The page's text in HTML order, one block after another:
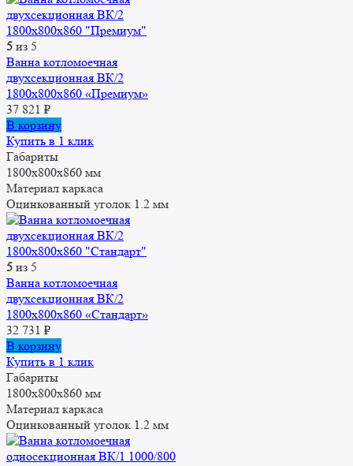
5 из 5
Ванна котломоечная
двухсекционная ВК/2
1800x800x860 «Премиум»
37 821 ₽
В корзину
Купить в 1 клик
Габариты
1800x800x860 мм
Материал каркаса
Оцинкованный уголок 1.2 мм
5 из 5
Ванна котломоечная
двухсекционная ВК/2
1800x800x860 «Стандарт»
32 731 ₽
В корзину
Купить в 1 клик
Габариты
1800x800x860 мм
Материал каркаса
Оцинкованный уголок 1.2 мм